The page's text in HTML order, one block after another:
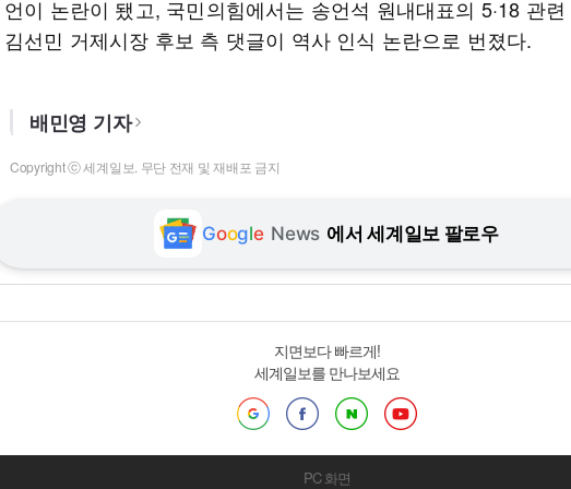
언이 논란이 됐고, 국민의힘에서는 송언석 원내대표의 5·18 관
김선민 거제시장 후보 측 댓글이 역사 인식 논란으로 번졌다.
배민영 기자
Copyright ⓒ 세계일보. 무단 전재 및 재배포 금지
Google News 에서 세계일보 팔로우
지면보다 빠르게!
세계일보를 만나보세요
PC 화면